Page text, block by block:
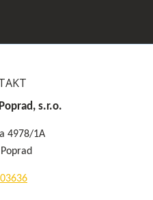
s.r.o.
4978/1A